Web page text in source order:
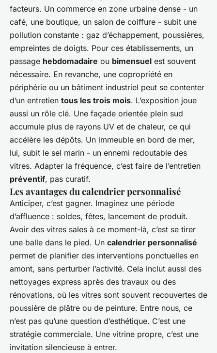
facteurs. Un commerce en zone urbaine dense - un
café, une boutique, un salon de coiffure - subit une
pollution constante : gaz d’échappement, poussières,
empreintes de doigts. Pour ces établissements, un
passage hebdomadaire ou bimensuel est souvent
nécessaire. En revanche, une copropriété en
périphérie ou un bâtiment industriel peut se contenter
d’un entretien tous les trois mois. L’exposition joue
aussi un rôle clé. Une façade orientée plein sud
accumule plus de rayons UV et de chaleur, ce qui
accélère les dépôts. Un immeuble en bord de mer,
lui, subit le sel marin - un ennemi redoutable des
vitres. Adapter la fréquence, c’est faire de l’entretien
préventif, pas curatif.
Les avantages du calendrier personnalisé
Anticiper, c’est gagner. Imaginez une période
d’affluence : soldes, fêtes, lancement de produit.
Avoir des vitres sales à ce moment-là, c’est se tirer
une balle dans le pied. Un calendrier personnalisé
permet de planifier des interventions ponctuelles en
amont, sans perturber l’activité. Cela inclut aussi des
nettoyages express après des travaux ou des
rénovations, où les vitres sont souvent recouvertes de
poussière de plâtre ou de peinture. Entre nous, ce
n’est pas qu’une question d’esthétique. C’est une
stratégie commerciale. Une vitrine propre, c’est une
invitation silencieuse à entrer.